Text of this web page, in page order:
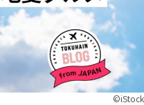
©iStock